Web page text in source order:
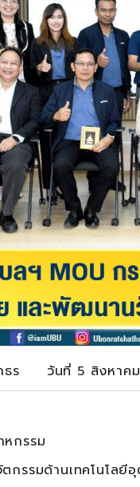
าธร วันที่ 5 สิงหา
หกรรม
รรมด้านเทคโนโลยี